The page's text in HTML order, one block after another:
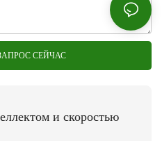
СЕЙЧАС
и скоростью